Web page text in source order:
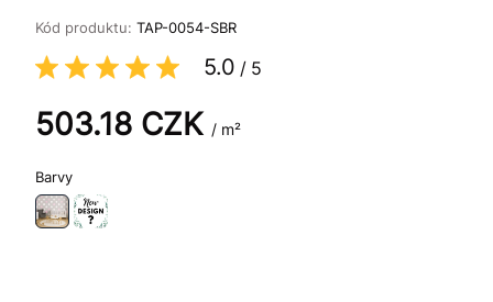
Kód produktu: TAP-0054-SBR
5.0 / 5
503.18 CZK / m²
Barvy